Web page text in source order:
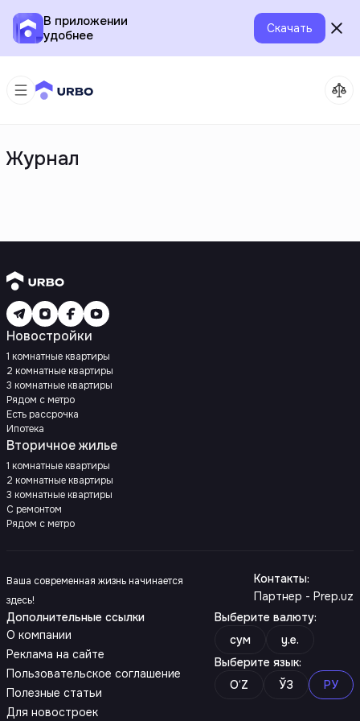
В приложении
удобнее
Скачать
Журнал
Новостройки
1 комнатные квартиры
2 комнатные квартиры
3 комнатные квартиры
Рядом с метро
Есть рассрочка
Ипотека
Вторичное жилье
1 комнатные квартиры
2 комнатные квартиры
3 комнатные квартиры
С ремонтом
Рядом с метро
Ваша современная жизнь начинается
здесь!
Контакты:
Партнер - Prep.uz
Дополнительные ссылки
О компании
Реклама на сайте
Пользовательское соглашение
Полезные статьи
Для новостроек
Выберите валюту:
сум
y.e.
Выберите язык:
O‘Z
ЎЗ РУ